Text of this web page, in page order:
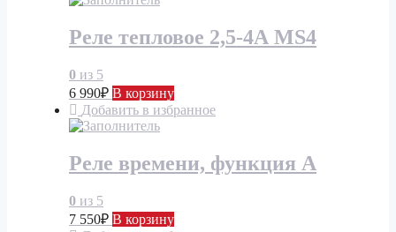
Реле тепловое 2,5-4А MS4
0 из 5
6 990₽ В корзину
Добавить в избранное
Реле времени, функция А
0 из 5
7 550₽ В корзину